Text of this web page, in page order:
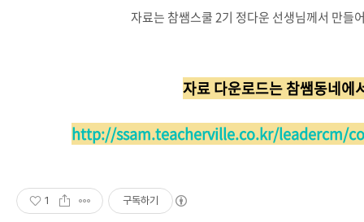
자료는 참쌤스쿨 2기 정다운 선생님께서 만들
자료 다운로드는 참쌤동네에
http://ssam.teacherville.co.kr/leadercm/
1 구독하기